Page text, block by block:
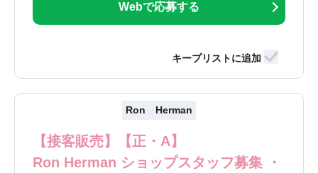
Webで応募する
Ron Herman
【接客販売】【正・A】
Ron Herman ショップスタッフ募集 ・